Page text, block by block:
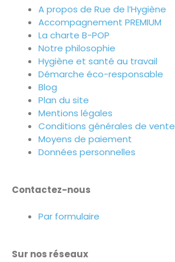
A propos de Rue de l’Hygiène
Accompagnement PREMIUM
La charte B-POP
Notre philosophie
Hygiène et santé au travail
Démarche éco-responsable
Blog
Plan du site
Mentions légales
Conditions générales de vente
Moyens de paiement
Données personnelles
Contactez-nous
Par formulaire
Sur nos réseaux